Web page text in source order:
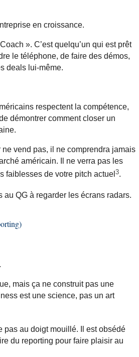
en croissance.
». C’est quelqu’un qui est prêt
le téléphone, de faire des démos,
deals lui-même.
respectent la compétence,
démontrer commentcloserun
vend pas, il ne comprendra jamais
américain. Il ne verra pas les
faiblesses de votre pitch actuel 3.
au QG à regarder les écrans radars.
)
mais ça ne construit pas une
est une science, pas un art
au doigt mouillé. Il est obsédé
du reporting pour faire plaisir au